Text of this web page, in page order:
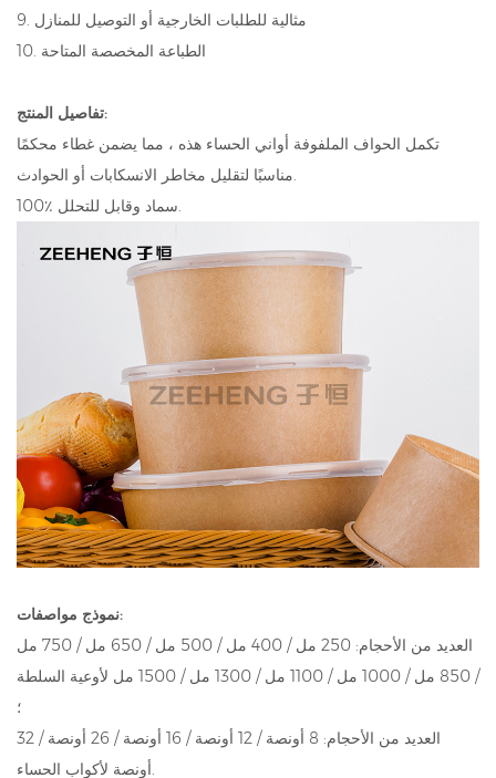
9. مثالية للطلبات الخارجية أو التوصيل للمنازل
10. الطباعة المخصصة المتاحة
تفاصيل المنتج:
تكمل الحواف الملفوفة أواني الحساء هذه ، مما يضمن غطاء محكمًا
مناسبًا لتقليل مخاطر الانسكابات أو الحوادث.
100٪ سماد وقابل للتحلل.
نموذج مواصفات:
العديد من الأحجام: 250 مل / 400 مل / 500 مل / 650 مل / 750 مل
/ 850 مل / 1000 مل / 1100 مل / 1300 مل / 1500 مل لأوعية السلطة
؛
العديد من الأحجام: 8 أونصة / 12 أونصة / 16 أونصة / 26 أونصة / 32
أونصة لأكواب الحساء.